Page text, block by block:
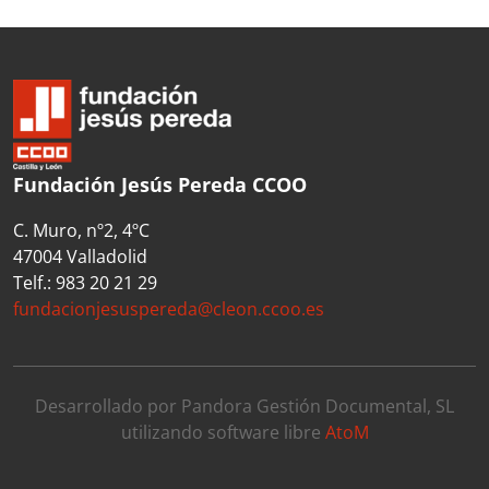
Fundación Jesús Pereda CCOO
C. Muro, nº2, 4ºC
47004 Valladolid
Telf.: 983 20 21 29
fundacionjesuspereda@cleon.ccoo.es
Desarrollado por Pandora Gestión Documental, SL
utilizando software libre AtoM